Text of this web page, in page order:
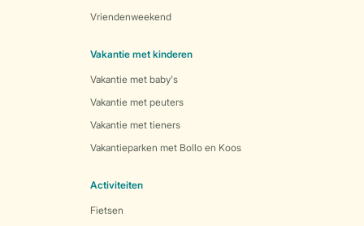
Vriendenweekend
Vakantie met kinderen
Vakantie met baby's
Vakantie met peuters
Vakantie met tieners
Vakantieparken met Bollo en Koos
Activiteiten
Fietsen